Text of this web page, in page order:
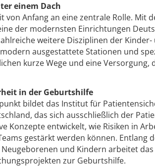
einem Dach
von Anfang an eine zentrale Rolle. Mit
der modernsten Einrichtungen
weitere Disziplinen der Kinder-
ausgestattete Stationen und
kurze Wege und eine Versorgung,
in der Geburtshilfe
bildet das Institut für
das sich ausschließlich der
Konzepte entwickelt, wie Risiken in
gestärkt werden können. Entlang
und Kindern arbeitet
zur Geburtshilfe.